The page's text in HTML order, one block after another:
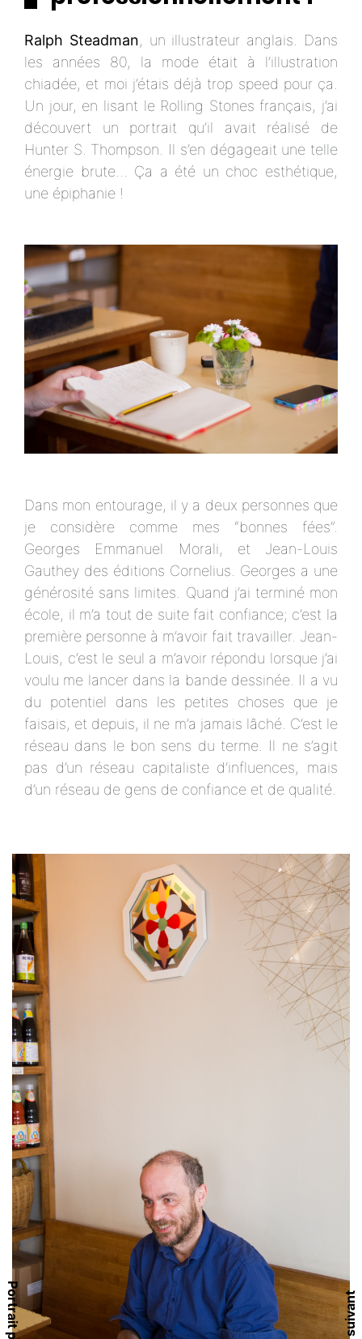
Ralph Steadman, un illustrateur anglais. Dans
les années 80, la mode était à l’illustration
chiadée, et moi j’étais déjà trop speed pour ça.
Un jour, en lisant le Rolling Stones français, j’ai
découvert un portrait qu’il avait réalisé de
Hunter S. Thompson. Il s’en dégageait une telle
énergie brute… Ça a été un choc esthétique,
une épiphanie !
Dans mon entourage, il y a deux personnes que
je considère comme mes “bonnes fées”.
Georges Emmanuel Morali, et Jean-Louis
Gauthey des éditions Cornelius. Georges a une
générosité sans limites. Quand j’ai terminé mon
école, il m’a tout de suite fait confiance; c’est la
première personne à m’avoir fait travailler. Jean-
Louis, c’est le seul a m’avoir répondu lorsque j’ai
voulu me lancer dans la bande dessinée. Il a vu
du potentiel dans les petites choses que je
faisais, et depuis, il ne m’a jamais lâché. C’est le
réseau dans le bon sens du terme. Il ne s’agit
pas d’un réseau capitaliste d’influences, mais
d’un réseau de gens de confiance et de qualité.